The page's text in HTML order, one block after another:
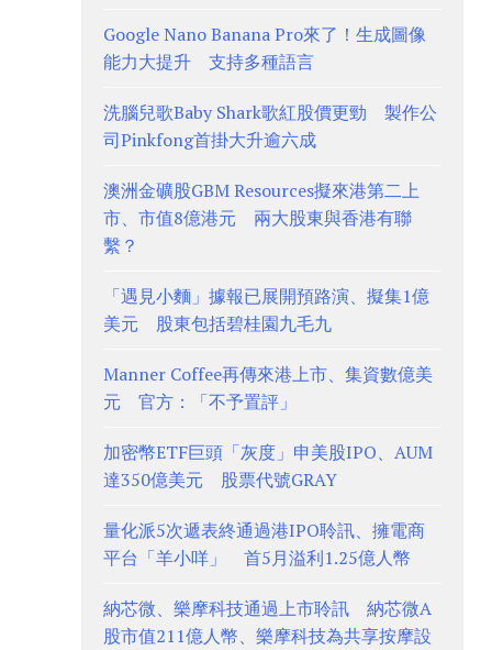
Google Nano Banana Pro來了！生成圖像
能力大提升 支持多種語言
洗腦兒歌Baby Shark歌紅股價更勁 製作公
司Pinkfong首掛大升逾六成
澳洲金礦股GBM Resources擬來港第二上
市、市值8億港元 兩大股東與香港有聯
繫？
「遇見小麵」據報已展開預路演、擬集1億
美元 股東包括碧桂園九毛九
Manner Coffee再傳來港上市、集資數億美
元 官方：「不予置評」
加密幣ETF巨頭「灰度」申美股IPO、AUM
達350億美元 股票代號GRAY
量化派5次遞表終通過港IPO聆訊、擁電商
平台「羊小咩」 首5月溢利1.25億人幣
納芯微、樂摩科技通過上市聆訊 納芯微A
股市值211億人幣、樂摩科技為共享按摩設